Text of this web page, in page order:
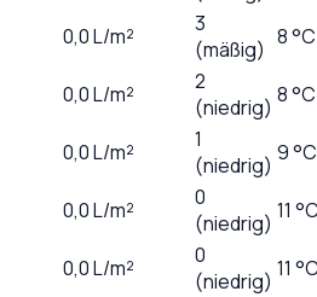
0,0L/m²
3
(mäßig) 8 °C
0,0L/m²
2
(niedrig) 8 °C
0,0L/m²
1
(niedrig) 9 °C
0,0L/m²
0
(niedrig) 11
0,0L/m²
0
(niedrig) 11